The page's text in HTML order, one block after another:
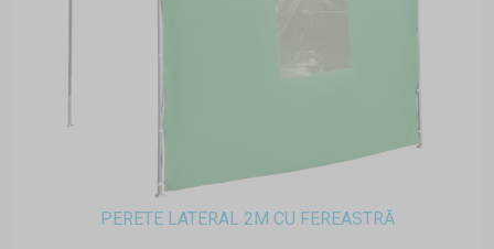
PERETE LATERAL 2M CU FEREASTRĂ